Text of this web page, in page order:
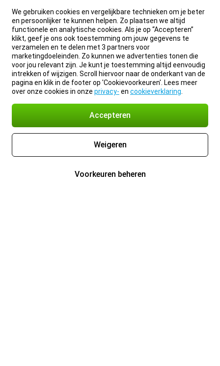
We gebruiken cookies en vergelijkbare technieken om je beter
en persoonlijker te kunnen helpen. Zo plaatsen we altijd
functionele en analytische cookies. Als je op “Accepteren”
klikt, geef je ons ook toestemming om jouw gegevens te
verzamelen en te delen met 3 partners voor
marketingdoeleinden. Zo kunnen we advertenties tonen die
voor jou relevant zijn. Je kunt je toestemming altijd eenvoudig
intrekken of wijzigen. Scroll hiervoor naar de onderkant van de
pagina en klik in de footer op 'Cookievoorkeuren'. Lees meer
over onze cookies in onze privacy- en cookieverklaring
Accepteren
Weigeren
Voorkeuren beheren